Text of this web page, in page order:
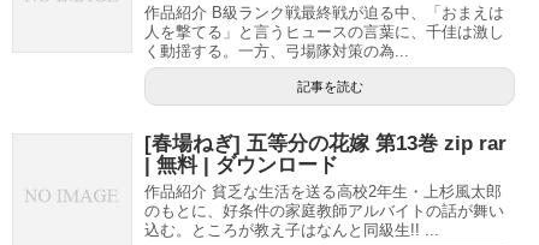
作品紹介 B級ランク戦最終戦が迫る中、「おまえは
人を撃てる」と言うヒュースの言葉に、千佳は激し
く動揺する。一方、弓場隊対策の為...
記事を読む
[春場ねぎ] 五等分の花嫁 第13巻 zip rar
| 無料 | ダウンロード
作品紹介 貧乏な生活を送る高校2年生・上杉風太郎
のもとに、好条件の家庭教師アルバイトの話が舞い
込む。ところが教え子はなんと同級生!! ...